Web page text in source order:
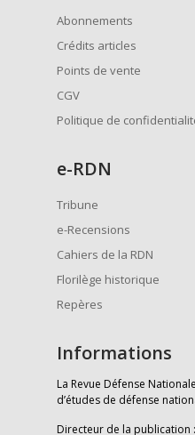
Abonnements
Crédits articles
Points de vente
CGV
Politique de
e-RDN
Tribune
e-Recensions
Cahiers de la RDN
Florilège historique
Repères
Informations
La Revue Défense
d’études de défense
Directeur de la publication